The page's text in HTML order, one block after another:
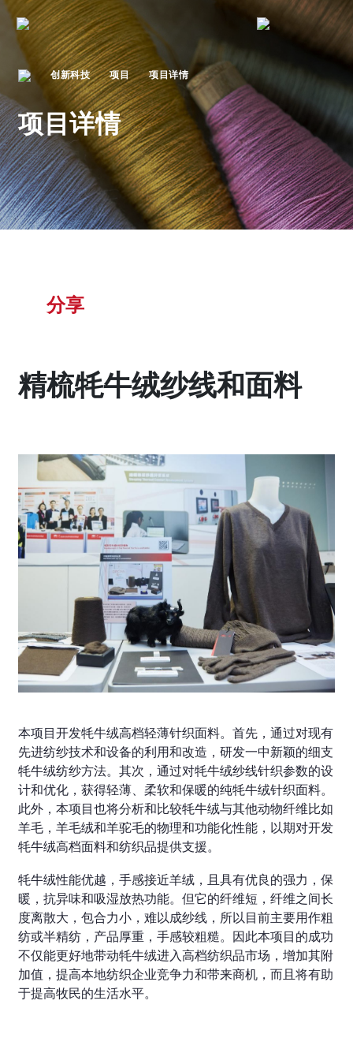
创新科技 项目 项目详情
项目详情
分享
精梳牦牛绒纱线和面料
本项目开发牦牛绒高档轻薄针织面料。首先，通过对现有
先进纺纱技术和设备的利用和改造，研发一中新颖的细支
牦牛绒纺纱方法。其次，通过对牦牛绒纱线针织参数的设
计和优化，获得轻薄、柔软和保暖的纯牦牛绒针织面料。
此外，本项目也将分析和比较牦牛绒与其他动物纤维比如
羊毛，羊毛绒和羊驼毛的物理和功能化性能，以期对开发
牦牛绒高档面料和纺织品提供支援。
牦牛绒性能优越，手感接近羊绒，且具有优良的强力，保
暖，抗异味和吸湿放热功能。但它的纤维短，纤维之间长
度离散大，包合力小，难以成纱线，所以目前主要用作粗
纺或半精纺，产品厚重，手感较粗糙。因此本项目的成功
不仅能更好地带动牦牛绒进入高档纺织品市场，增加其附
加值，提高本地纺织企业竞争力和带来商机，而且将有助
于提高牧民的生活水平。